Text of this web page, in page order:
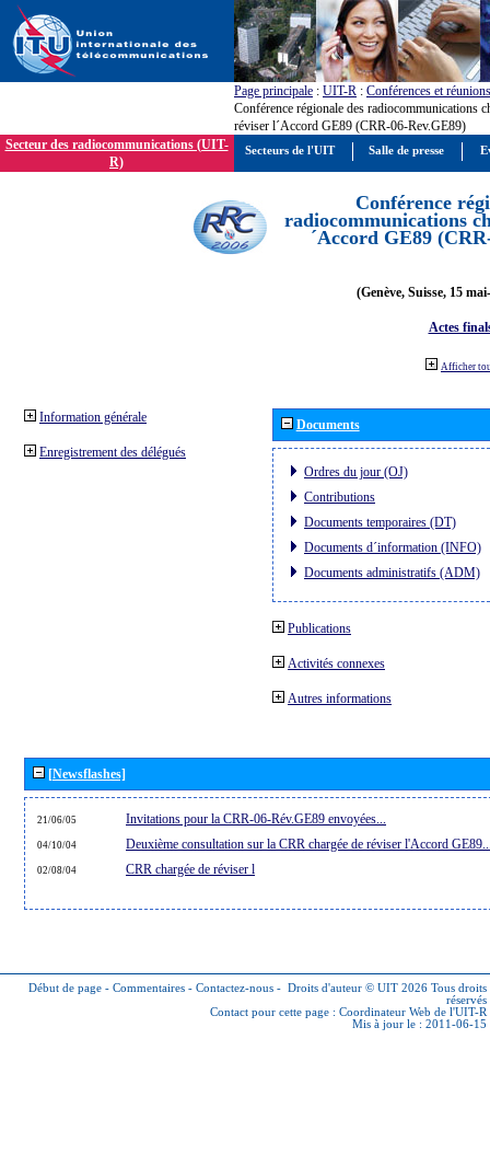
Page principale : UIT-R : Conférences et réunions
Conférence régionale des radiocommunications
réviser l´Accord GE89 (CRR-06-Rev.GE89)
Secteur des radiocommunications (UIT-
R)
Conférence
radiocommunications
´Accord GE89
(Genève, Suisse, 15
Actes
Afficher
Information générale
Enregistrement des délégués
Documents
Ordres du jour (OJ)
Contributions
Documents temporaires (DT)
Documents d´information (INFO)
Documents administratifs (ADM)
Publications
Activités connexes
Autres informations
[Newsflashes]
21/06/05 Invitations pour la CRR-06-Rév.GE89 envoyées...
04/10/04 Deuxième consultation sur la CRR chargée de réviser l'Accord
02/08/04 CRR chargée de réviser l
Début de page - Commentaires - Contactez-nous - Droits d'auteur © UIT 2026 Tous droits
réservés
Contact pour cette page : Coordinateur Web de l'UIT-R
Mis à jour le : 2011-06-15
Secteurs de l'UIT Salle de presse